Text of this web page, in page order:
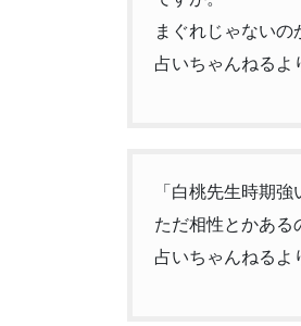
まぐれじゃないの
占いちゃんねるよ
「白桃先生時期
ただ相性とかある
占いちゃんねるよ